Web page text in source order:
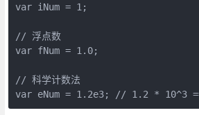
var iNum = 1;
// 浮点数
var fNum = 1.0;
// 科学计数法